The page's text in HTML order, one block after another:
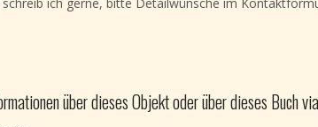
über dieses Objekt oder über dieses Buch